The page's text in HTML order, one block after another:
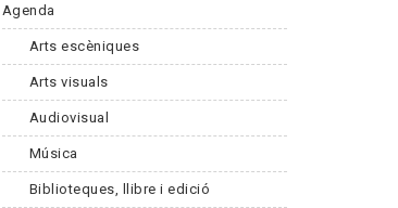
Agenda
Arts escèniques
Arts visuals
Audiovisual
Música
Biblioteques, llibre i edició